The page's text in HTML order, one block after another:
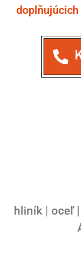
hliník | oceľ